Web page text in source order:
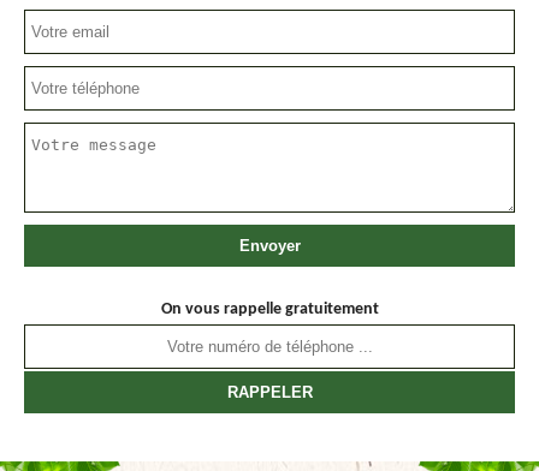
On vous rappelle gratuitement